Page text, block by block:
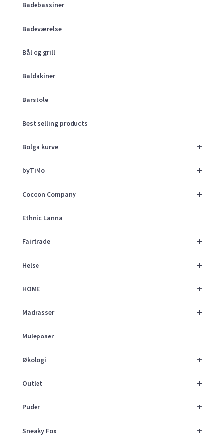
Badebassiner
Badeværelse
Bål og grill
Baldakiner
Barstole
Best selling products
+
Bolga kurve
+
byTiMo
+
Cocoon Company
Ethnic Lanna
+
Fairtrade
+
Helse
+
HOME
+
Madrasser
Muleposer
+
Økologi
+
Outlet
+
Puder
+
Sneaky Fox